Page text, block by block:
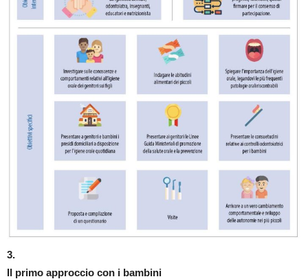
3.
Il primo approccio con i bambini